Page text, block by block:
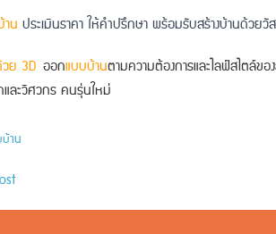
น ประเมินราคา ให้คำปรึกษา พร้อมรับสร้างบ้านด้วยวั
วย 3D ออกแบบบ้านตามความต้องการและไลฟ์สไตล์ข
ละวิศวกร คนรุ่นใหม่
าน